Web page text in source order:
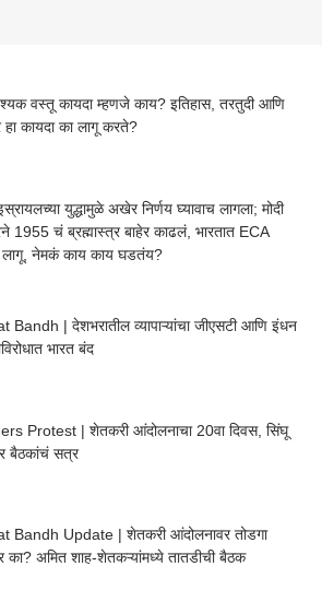
वस्तू कायदा म्हणजे काय? इतिहास, तरतुदी आणि
हा कायदा का लागू करते?
युद्धामुळे अखेर निर्णय घ्यावाच लागला; मोदी
1955 चं ब्रह्मास्त्र बाहेर काढलं, भारतात ECA
लागू, नेमकं काय काय घडतंय?
Bandh | देशभरातील व्यापाऱ्यांचा जीएसटी आणि इंधन
भारत बंद
Protest | शेतकरी आंदोलनाचा 20वा दिवस, सिंघू
बैठकांचं सत्र
Bandh Update | शेतकरी आंदोलनावर तोडगा
का? अमित शाह-शेतकऱ्यांमध्ये तातडीची बैठक